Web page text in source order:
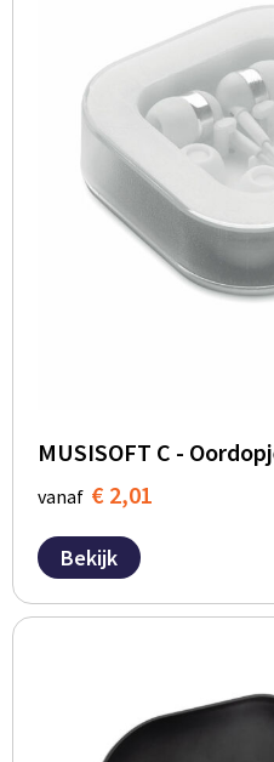
MUSISOFT C -
vanaf € 2,01
Bekijk